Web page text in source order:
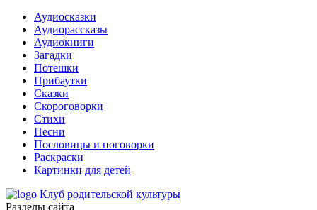
Аудиосказки
Аудиорассказы
Аудиокниги
Загадки
Потешки
Прибаутки
Сказки
Скороговорки
Стихи
Песни
Пословицы и поговорки
Раскраски
Картинки для детей
Клуб родительской культуры
Разделы сайта